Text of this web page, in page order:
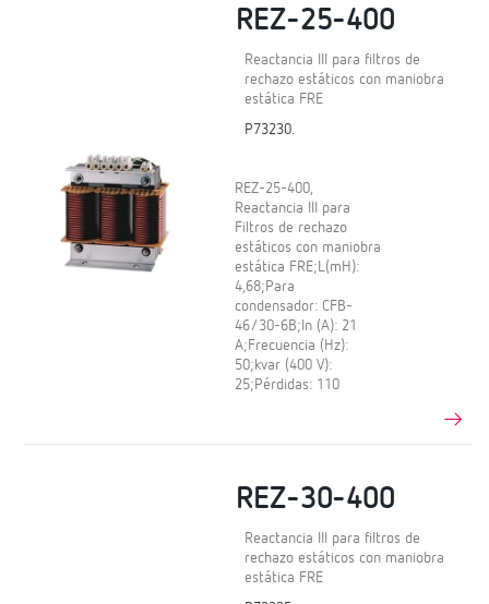
REZ-25-400
Reactancia III para filtros de
rechazo estáticos con maniobra
estática FRE
P73230.
REZ-25-400,
Reactancia III para
Filtros de rechazo
estáticos con maniobra
estática FRE;L(mH):
4,68;Para
condensador: CFB-
46/30-6B;In (A): 21
A;Frecuencia (Hz):
50;kvar (400 V):
25;Pérdidas: 110
REZ-30-400
Reactancia III para filtros de
rechazo estáticos con maniobra
estática FRE